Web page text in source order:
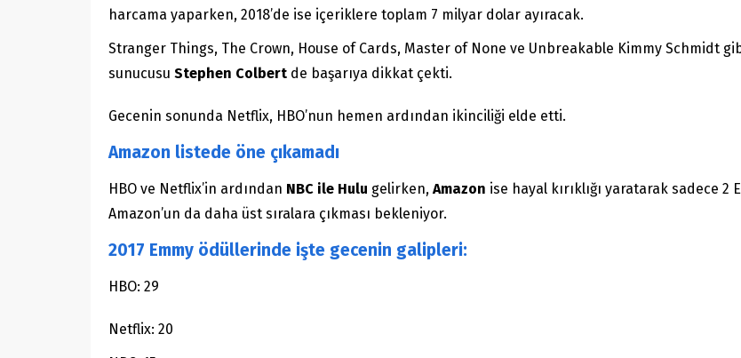
harcama yaparken, 2018’de ise içeriklere toplam 7 milyar dolar ayıracak.
Stranger Things, The Crown, House of Cards, Master of None ve Unbreakable Kimmy Schmidt
sunucusu Stephen Colbert de başarıya dikkat çekti.
Gecenin sonunda Netflix, HBO’nun hemen ardından ikinciliği elde etti.
Amazon listede öne çıkamadı
HBO ve Netflix’in ardından NBC ile Hulu gelirken, Amazon ise hayal kırıklığı yaratarak sadece
Amazon’un da daha üst sıralara çıkması bekleniyor.
2017 Emmy ödüllerinde işte gecenin galipleri:
HBO: 29
Netflix: 20